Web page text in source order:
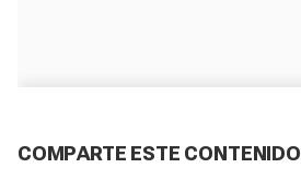
COMPARTE ESTE CONTENIDO